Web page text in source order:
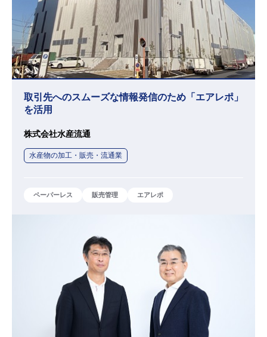
取引先へのスムーズな情報発信のため「エアレポ」
を活用
株式会社水産流通
水産物の加工・販売・流通業
ペーパーレス 販売管理 エアレポ